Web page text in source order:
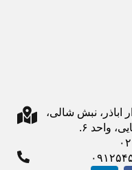
اباذر، نبش شالی،
ساختمان دفتر خدمات قضایی، واحد ۶.